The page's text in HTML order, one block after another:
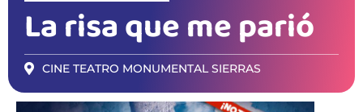
La risa que me parió
CINE TEATRO MONUMENTAL SIERRAS